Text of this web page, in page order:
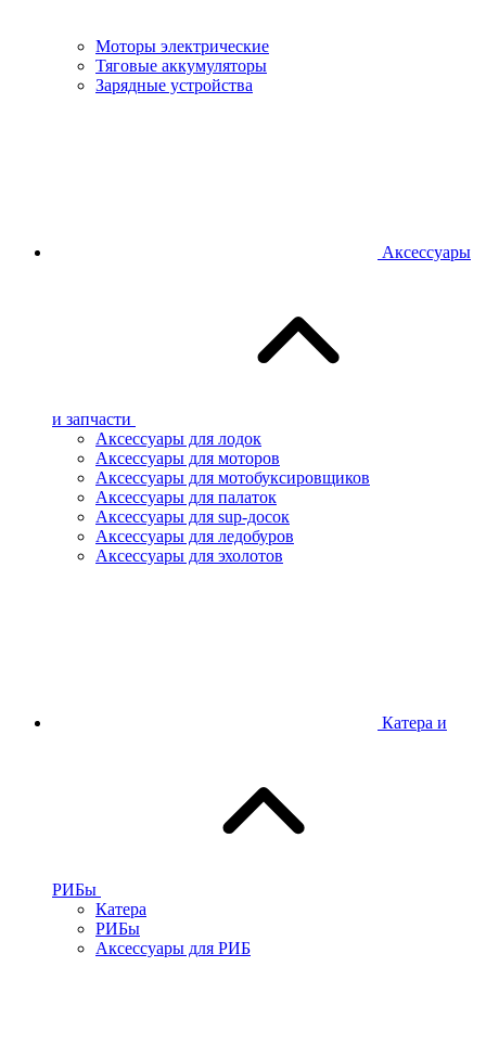
Моторы электрические
Тяговые аккумуляторы
Зарядные устройства
Аксессуары
и запчасти
Аксессуары для лодок
Аксессуары для моторов
Аксессуары для мотобуксировщиков
Аксессуары для палаток
Аксессуары для sup-досок
Аксессуары для ледобуров
Аксессуары для эхолотов
Катера и
РИБы
Катера
РИБы
Аксессуары для РИБ